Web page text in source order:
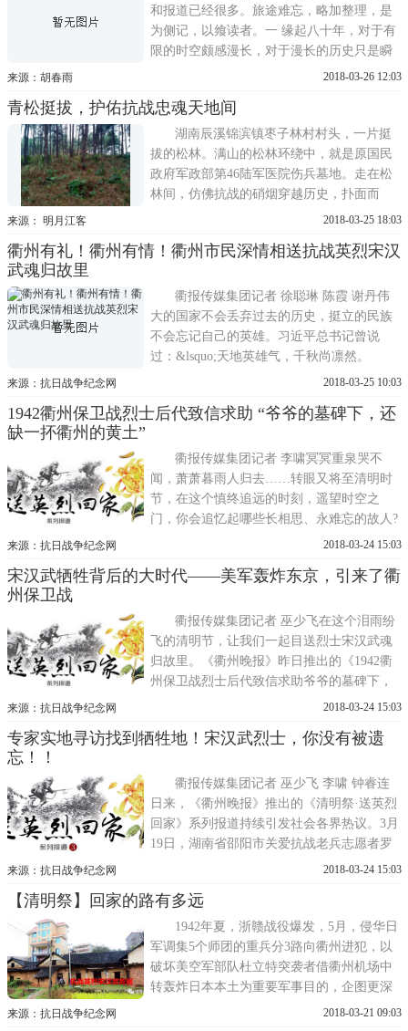
爱国精神为主题。参加本次活动的志...
和报道已经很多。旅途难忘，略加整理，是
为侧记，以飨读者。一 缘起八十年，对于有
限的时空颇感漫长，对于漫长的历史只是瞬
间。八十年前，那场历时八年的全面抗战，
座古城最漫长的历史瞬间，其中的影响却将
超越八十年的时空，久而弥彰。2018年3月17
日，是王铭章将军率领川军将...
来源：胡春雨 2018-03-26 12:03
青松挺拔，护佑抗战忠魂天地间
湖南辰溪锦滨镇枣子林村村头，一片挺
拔的松林。满山的松林环绕中，就是原国民
政府军政部第46陆军医院伤兵墓地。走在松
林间，仿佛抗战的硝烟穿越历史，扑面而
来。几年前，我们辰溪关爱抗战老兵志愿者
经周折，找到这里。松林里的荒坡，已经看
都是因为坟墓塌陷而形成的凹坑。带...
来源： 明月江客 2018-03-25 18:03
衢州有礼！衢州有情！衢州市民深情相送抗战英烈宋汉
武魂归故里
衢报传媒集团记者 徐聪琳 陈霞 谢丹伟
大的国家不会丢弃过去的历史，挺立的民族
不会忘记自己的英雄。习近平总书记曾说
过：&lsquo;天地英雄气，千秋尚凛然。
&rsquo;一个有希望的民族不能没有英雄，一
雄在内的一切民族英雄，都是中华民族的脊
强大力量。时光倒流76年，那年夏...
来源：抗日战争纪念网 2018-03-25 10:03
1942衢州保卫战烈士后代致信求助 “爷爷的墓碑下，还
缺一抔衢州的黄土”
衢报传媒集团记者 李啸冥冥重泉哭不
闻，萧萧暮雨人归去……转眼又将至清明时
节，在这个慎终追远的时刻，遥望时空之
门，你会追忆起哪些长相思、永难忘的故人?
日前，衢报传媒集团记者收到了一封来自湖
缅怀的是长眠于衢州大地的一缕抗战英魂。
来源：抗日战争纪念网 2018-03-24 15:03
宋汉武牺牲背后的大时代——美军轰炸东京，引来了衢
州保卫战
衢报传媒集团记者 巫少飞在这个泪雨纷
飞的清明节，让我们一起目送烈士宋汉武魂
归故里。《衢州晚报》昨日推出的《1942衢
州保卫战烈士后代致信求助爷爷的墓碑下，
还缺一抔衢州的黄土》 (点击标题回顾)报
会原副主任姜宁馨、衢州市地名文化研究会
副秘书长郑伟勇、衢州市老科技...
来源：抗日战争纪念网 2018-03-24 15:03
专家实地寻访找到牺牲地！宋汉武烈士，你没有被遗
忘！！
衢报传媒集团记者 巫少飞 李啸 钟睿连
日来，《衢州晚报》推出的《清明祭·送英烈
回家》系列报道持续引发社会各界热议。3月
19日，湖南省邵阳市关爱抗战老兵志愿者罗
学科，专程赶到宋汉武的故乡邵东县流泽镇
事宜。电话那头，罗学科兴奋地告诉记者，
烈士的黄墙黑瓦的故居依然还在，这里满屋
都写满了沧桑和故事，只...
来源：抗日战争纪念网 2018-03-24 15:03
【清明祭】回家的路有多远
1942年夏，浙赣战役爆发，5月，侵华日
军调集5个师团的重兵分3路向衢州进犯，以
破坏美空军部队杜立特突袭者借衢州机场中
转轰炸日本本土为重要军事目的，企图更深
入侵吞大中华，衢州保卫战也就此展开，原
来源：抗日战争纪念网 2018-03-21 09:03